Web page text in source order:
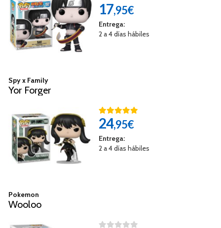
17,95€
Entrega:
2 a 4 días hábiles
Spy x Family
Yor Forger
24,95€
Entrega:
2 a 4 días hábiles
Pokemon
Wooloo